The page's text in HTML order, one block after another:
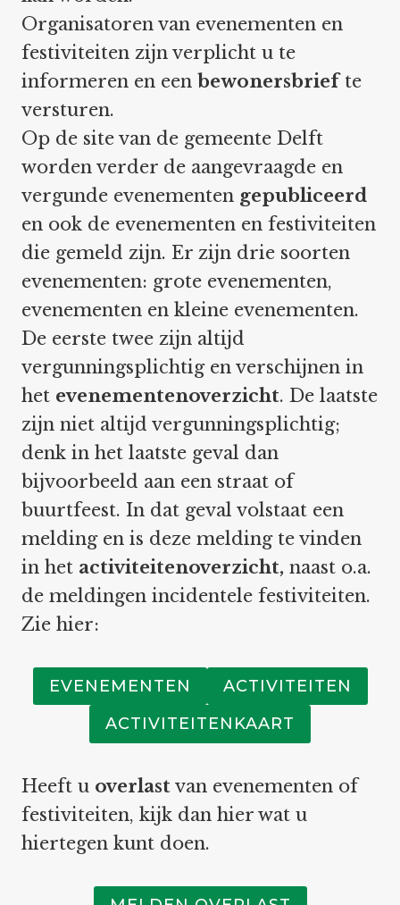
Organisatoren van evenementen en
festiviteiten zijn verplicht u te
informeren en een bewonersbriefte
versturen.
Op de site van de gemeente Delft
worden verder de aangevraagde en
vergunde evenementen gepubliceerd
en ook de evenementen en festiviteiten
die gemeld zijn. Er zijn drie soorten
evenementen: grote evenementen,
evenementen en kleine evenementen.
De eerste twee zijn altijd
vergunningsplichtig en verschijnen in
het evenementenoverzicht. De laatste
zijn niet altijd vergunningsplichtig;
denk in het laatste geval dan
bijvoorbeeld aan een straat of
buurtfeest. In dat geval volstaat een
melding en is deze melding te vinden
in het activiteitenoverzicht, naast o.a.
de meldingen incidentele festiviteiten.
Zie hier:
EVENEMENTEN
ACTIVITEITEN
ACTIVITEITENKAART
Heeft u overlast van evenementen of
festiviteiten, kijk dan hier wat u
hiertegen kunt doen.